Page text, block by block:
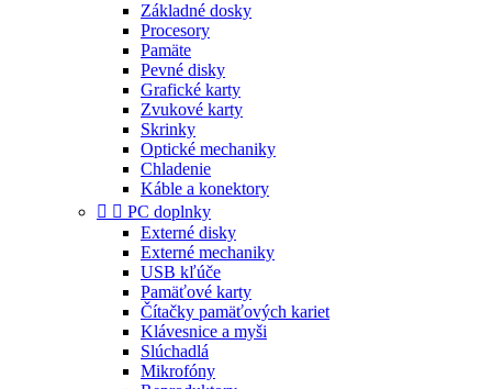
Základné dosky
Procesory
Pamäte
Pevné disky
Grafické karty
Zvukové karty
Skrinky
Optické mechaniky
Chladenie
Káble a konektory
  PC doplnky
Externé disky
Externé mechaniky
USB kľúče
Pamäťové karty
Čítačky pamäťových kariet
Klávesnice a myši
Slúchadlá
Mikrofóny